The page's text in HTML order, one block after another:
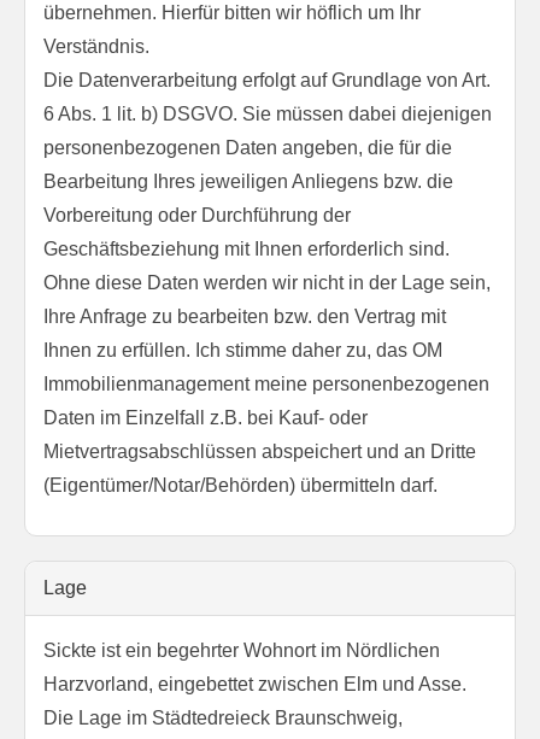
übernehmen. Hierfür bitten wir höflich um Ihr
Verständnis.
Die Datenverarbeitung erfolgt auf Grundlage von Art.
6 Abs. 1 lit. b) DSGVO. Sie müssen dabei diejenigen
personenbezogenen Daten angeben, die für die
Bearbeitung Ihres jeweiligen Anliegens bzw. die
Vorbereitung oder Durchführung der
Geschäftsbeziehung mit Ihnen erforderlich sind.
Ohne diese Daten werden wir nicht in der Lage sein,
Ihre Anfrage zu bearbeiten bzw. den Vertrag mit
Ihnen zu erfüllen. Ich stimme daher zu, das OM
Immobilienmanagement meine personenbezogenen
Daten im Einzelfall z.B. bei Kauf- oder
Mietvertragsabschlüssen abspeichert und an Dritte
(Eigentümer/Notar/Behörden) übermitteln darf.
Lage
Sickte ist ein begehrter Wohnort im Nördlichen
Harzvorland, eingebettet zwischen Elm und Asse.
Die Lage im Städtedreieck Braunschweig,